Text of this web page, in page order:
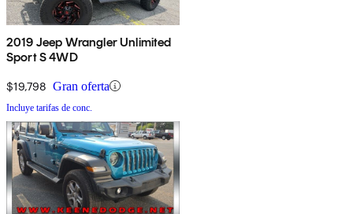
2019 Jeep Wrangler Unlimited
Sport S 4WD
$19,798 Gran oferta
Incluye tarifas de conc.